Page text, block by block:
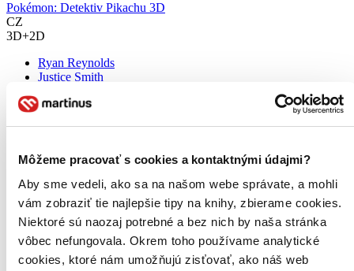
Môžeme pracovať s cookies a kontaktnými údajmi?
Aby sme vedeli, ako sa na našom webe správate, a mohli
vám zobraziť tie najlepšie tipy na knihy, zbierame cookies.
Niektoré sú naozaj potrebné a bez nich by naša stránka
vôbec nefungovala. Okrem toho používame analytické
cookies, ktoré nám umožňujú zisťovať, ako náš web
Pokémon: Detektiv Pikachu 3D
CZ
3D+2D
Ryan Reynolds
Justice Smith
Bill Nighy
Historicky první hraný film o Pokémonech s názvem Pokémon:
Blu-ray film
20,50 €
Na sklade 1 ks
Tento film máme síce aktuálne na sklade, máme však už iba
posledné kusy. Ak ho chcete mať rýchlo, ponáhľajte sa!